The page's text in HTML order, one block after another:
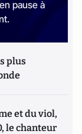
pause à
plus
et du viol,
le chanteur